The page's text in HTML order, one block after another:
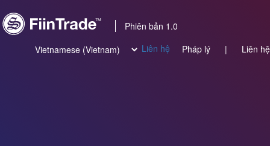
Phiên bản 1.0
Pháp lý | Liên hệ
Liên hệ